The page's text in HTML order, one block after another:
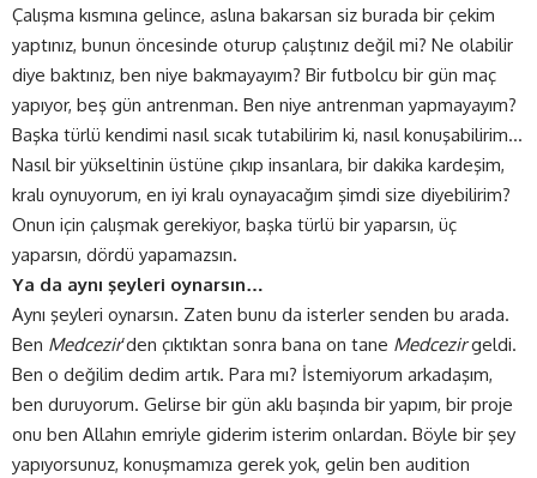
Çalışma kısmına gelince, aslına bakarsan siz burada bir çekim
yaptınız, bunun öncesinde oturup çalıştınız değil mi? Ne olabilir
diye baktınız, ben niye bakmayayım? Bir futbolcu bir gün maç
yapıyor, beş gün antrenman. Ben niye antrenman yapmayayım?
Başka türlü kendimi nasıl sıcak tutabilirim ki, nasıl konuşabilirim…
Nasıl bir yükseltinin üstüne çıkıp insanlara, bir dakika kardeşim,
kralı oynuyorum, en iyi kralı oynayacağım şimdi size diyebilirim?
Onun için çalışmak gerekiyor, başka türlü bir yaparsın, üç
yaparsın, dördü yapamazsın.
Ya da aynı şeyleri oynarsın…
Aynı şeyleri oynarsın. Zaten bunu da isterler senden bu arada.
Ben Medcezir’den çıktıktan sonra bana on tane Medcezirgeldi.
Ben o değilim dedim artık. Para mı? İstemiyorum arkadaşım,
ben duruyorum. Gelirse bir gün aklı başında bir yapım, bir proje
onu ben Allahın emriyle giderim isterim onlardan. Böyle bir şey
yapıyorsunuz, konuşmamıza gerek yok, gelin ben audition